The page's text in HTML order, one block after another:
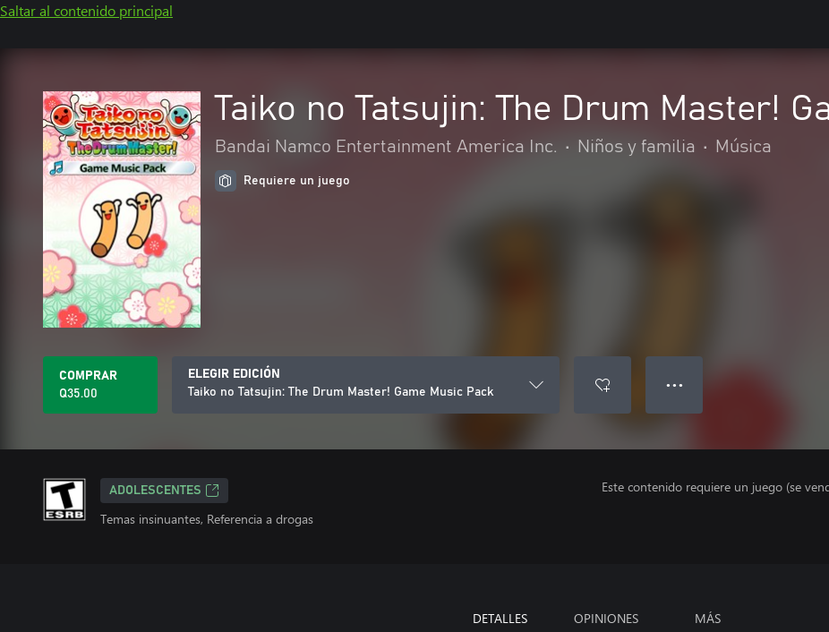
Saltar al contenido principal
Taiko no Tatsujin: The Drum Master!
Bandai Namco Entertainment America Inc. • Niños y familia • Música
Requiere un juego
COMPRAR
Q35.00
ELEGIR EDICIÓN
Taiko no Tatsujin: The Drum Master! Game Music Pack
● ● ●
ADOLESCENTES
Temas insinuantes, Referencia a drogas
Este contenido requiere un juego (se
DETALLES OPINIONES MÁS